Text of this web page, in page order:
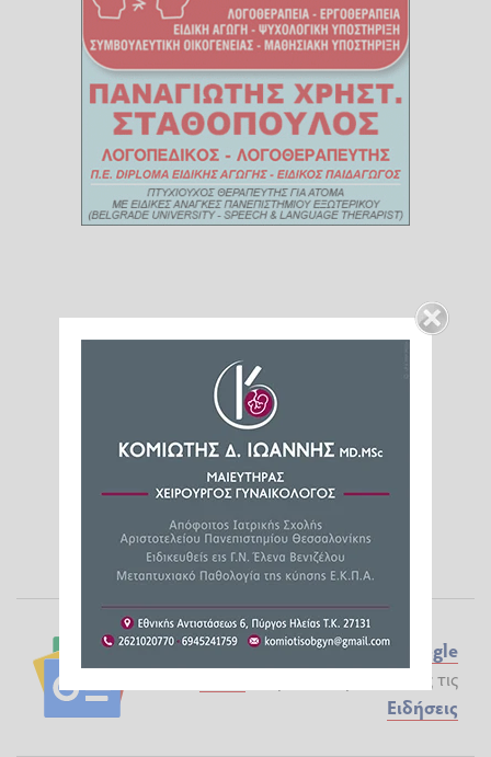
Ακολουθήστε το ilialive.gr στο
Google
και μάθετε πρώτοι όλες τις
Ειδήσεις